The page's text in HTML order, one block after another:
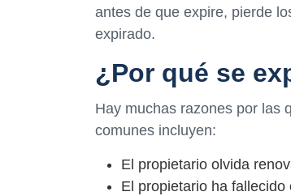
antes de que expire, pierde
expirado.
¿Por qué se
Hay muchas razones por las
comunes incluyen:
El propietario olvida
El propietario ha